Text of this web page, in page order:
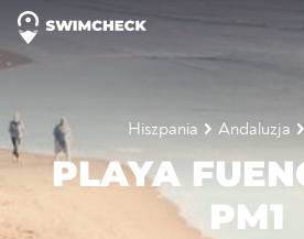
Hiszpania Andaluzja
PLAYA
PM1